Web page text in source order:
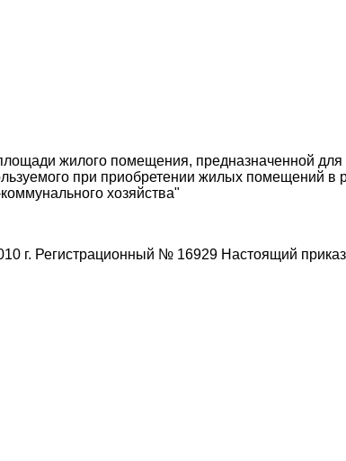
жилого помещения, предназначенной
при приобретении жилых помещений в
хозяйства"
г. Регистрационный № 16929 Настоящий